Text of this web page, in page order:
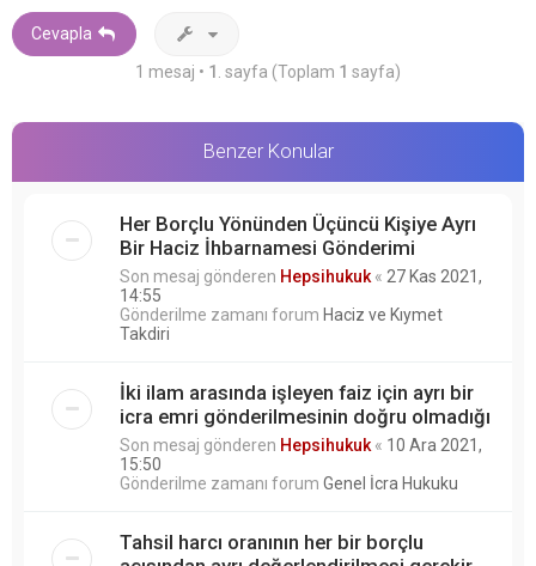
Cevapla
1 mesaj • 1 . sayfa (Toplam 1 sayfa)
Benzer Konular
Her Borçlu Yönünden Üçüncü Kişiye Ayrı
Bir Haciz İhbarnamesi Gönderimi
Son mesaj gönderen Hepsihukuk « 27 Kas 2021,
14:55
Gönderilme zamanı forum Haciz ve Kıymet
Takdiri
İki ilam arasında işleyen faiz için ayrı bir
icra emri gönderilmesinin doğru olmadığı
Son mesaj gönderen Hepsihukuk « 10 Ara 2021,
15:50
Gönderilme zamanı forum Genel İcra Hukuku
Tahsil harcı oranının her bir borçlu